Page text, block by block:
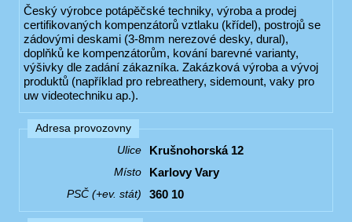
Český výrobce potápěčské techniky, výroba a prodej
certifikovaných kompenzátorů vztlaku (křídel), postrojů se
zádovými deskami (3-8mm nerezové desky, dural),
doplňků ke kompenzátorům, kování barevné varianty,
výšivky dle zadání zákazníka. Zakázková výroba a vývoj
produktů (například pro rebreathery, sidemount, vaky pro
uw videotechniku ap.).
Adresa provozovny
Ulice
Krušnohorská 12
Místo Karlovy Vary
PSČ (+ev. stát) 360 10